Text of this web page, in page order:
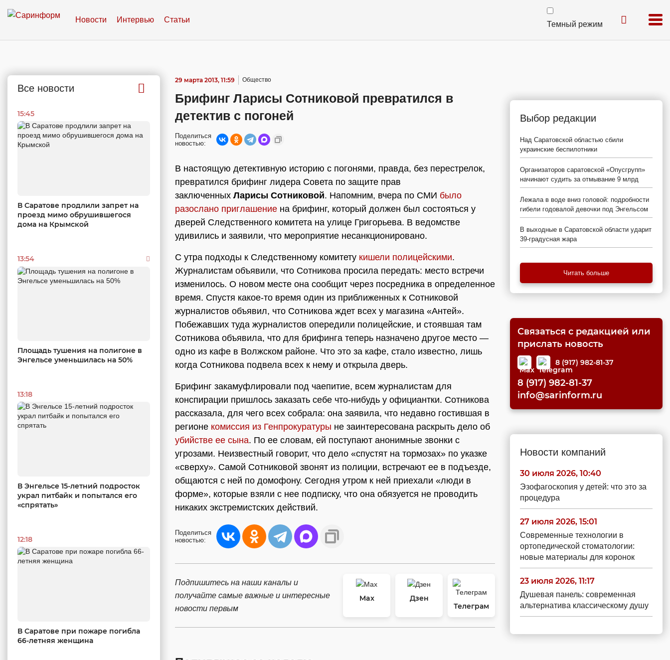
Новости Интервью Статьи
Темный режим
Все новости
15:45
В Саратове продлили запрет на
проезд мимо обрушившегося
дома на Крымской
13:54
Площадь тушения на полигоне в
Энгельсе уменьшилась на 50%
13:18
В Энгельсе 15-летний подросток
украл питбайк и попытался его
«спрятать»
12:18
В Саратове при пожаре погибла
66-летняя женщина
29 марта 2013, 11:59 Общество
Брифинг Ларисы Сотниковой превратился в
детектив с погоней
Поделиться
новостью:
В настоящую детективную историю с погонями, правда, без перестрелок,
превратился брифинг лидера Совета по защите прав
заключенных Ларисы Сотниковой. Напомним, вчера по СМИ было
разослано приглашение на брифинг, который должен был состояться у
дверей Следственного комитета на улице Григорьева. В ведомстве
удивились и заявили, что мероприятие несанкционировано.
С утра подходы к Следственному комитету кишели полицейскими.
Журналистам объявили, что Сотникова просила передать: место встречи
изменилось. О новом месте она сообщит через посредника в определенное
время. Спустя какое-то время один из приближенных к Сотниковой
журналистов объявил, что Сотникова ждет всех у магазина «Антей».
Побежавших туда журналистов опередили полицейские, и стоявшая там
Сотникова объявила, что для брифинга теперь назначено другое место —
одно из кафе в Волжском районе. Что это за кафе, стало известно, лишь
когда Сотникова подвела всех к нему и открыла дверь.
Брифинг закамуфлировали под чаепитие, всем журналистам для
конспирации пришлось заказать себе что-нибудь у официантки. Сотникова
рассказала, для чего всех собрала: она заявила, что недавно гостившая в
регионе комиссия из Генпрокуратуры не заинтересована раскрыть дело об
убийстве ее сына. По ее словам, ей поступают анонимные звонки с
угрозами. Неизвестный говорит, что дело «спустят на тормозах» по указке
«сверху». Самой Сотниковой звонят из полиции, встречают ее в подъезде,
общаются с ней по домофону. Сегодня утром к ней приехали «люди в
форме», которые взяли с нее подписку, что она обязуется не проводить
никаких экстремистских действий.
Поделиться
новостью:
Подпишитесь на наши каналы и
получайте самые важные и интересные
новости первым
Max
Дзен
Телеграм
Выбор редакции
Над Саратовской областью сбили
украинские беспилотники
Организаторов саратовской «Опусгрупп»
начинают судить за отмывание 9 млрд
Лежала в воде вниз головой: подробности
гибели годовалой девочки под Энгельсом
В выходные в Саратовской области ударит
39-градусная жара
Читать больше
Связаться с редакцией или
прислать новость
8 (917) 982-81-37
8 (917) 982-81-37
info@sarinform.ru
Новости компаний
30 июля 2026, 10:40
Эзофагоскопия у детей: что это за
процедура
27 июля 2026, 15:01
Современные технологии в
ортопедической стоматологии:
новые материалы для коронок
23 июля 2026, 11:17
Душевая панель: современная
альтернатива классическому душу